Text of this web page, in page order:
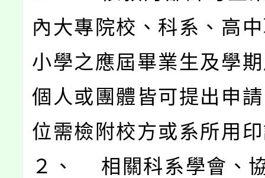
內大專院校、科系、高
小學之應屆畢業生及學
個人或團體皆可提出申
位需檢附校方或系所用
２、 相關科系學會、